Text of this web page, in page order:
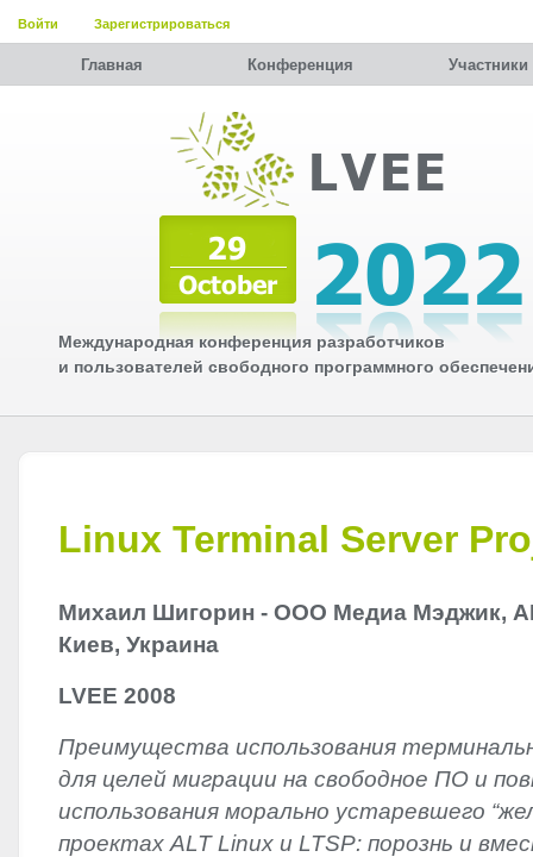
Войти Зарегистрироваться
Главная Конференция Участники
Международная конференция разработчиков
и пользователей свободного программного
Linux Terminal Server
Михаил Шигорин -‭ ‬ООО Медиа Мэджик,‭
‬Киев,‭ ‬Украина
LVEE 2008
Преимущества использования
для целей миграции на свободное ПО и
использования морально устаревшего‭
проектах ALTLinux и LTSP:‭ ‬порознь и